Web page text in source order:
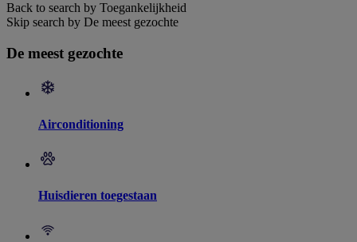
Back to search by Toegankelijkheid
Skip search by De meest gezochte
De meest gezochte
Airconditioning
Huisdieren toegestaan